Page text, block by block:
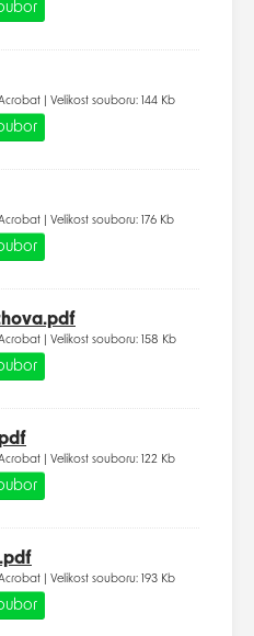
| Velikost souboru: 144 Kb
| Velikost souboru: 176 Kb
| Velikost souboru: 158 Kb
| Velikost souboru: 122 Kb
| Velikost souboru: 193 Kb